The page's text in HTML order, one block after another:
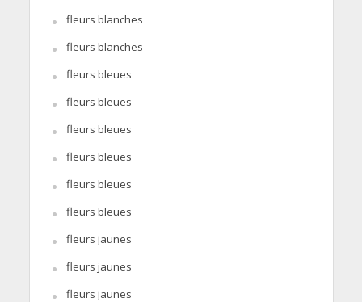
fleurs blanches
fleurs blanches
fleurs bleues
fleurs bleues
fleurs bleues
fleurs bleues
fleurs bleues
fleurs bleues
fleurs jaunes
fleurs jaunes
fleurs jaunes